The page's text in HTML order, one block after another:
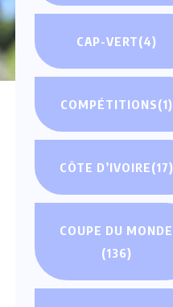
CAP-VERT(4)
COMPÉTITIONS(1)
CÔTE D’IVOIRE(17)
COUPE DU MONDE
(136)